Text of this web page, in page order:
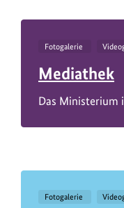
Fotogalerie
Mediathek
Das Ministerium
Fotogalerie